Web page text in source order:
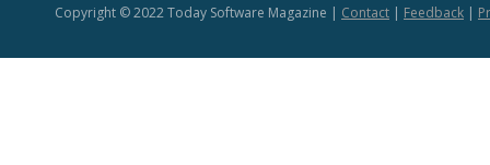
Copyright © 2022 Today Software Magazine | Contact | Feedback |